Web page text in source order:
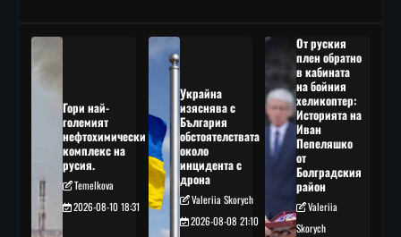
Гори най-
големият
нефтохимически
комплекс на
русия.
Temelkova
2026-08-10 18:31
Украйна
изяснява с
България
обстоятелствата
около
инцидента с
дрона
Valeriia Skorych
2026-08-08 21:10
От руския
плен обратно
в кабината
на бойния
хеликоптер:
Историята на
Иван
Пепеляшко
от
Болградския
район
Valeriia
Skorych